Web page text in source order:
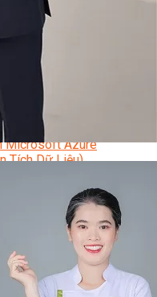
Nghiệp
Chuyên Nghiệp
Chuyên Nghiệp
Trị Vận Hành Hệ Thống
Security)
Trị Hệ Thống Và An Ninh
Microsoft Azure
Tích Dữ Liệu)
(Full Stack)
Website (Full Stack)
Mobile (Full Stack)
Văn Phòng
Ứng Dụng Giảng Dạy